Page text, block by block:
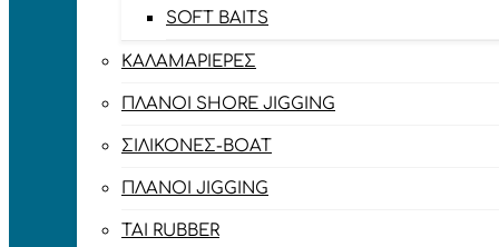
SOFT BAITS
ΚΑΛΑΜΑΡΙΈΡΕΣ
ΠΛΆΝΟΙ SHORE JIGGING
ΣΙΛΙΚΌΝΕΣ-BOAT
ΠΛΆΝΟΙ JIGGING
TAI RUBBER